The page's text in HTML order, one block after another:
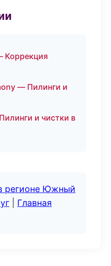
Коррекция
— Пилинги и
и чистки в
регионе Южный
Главная